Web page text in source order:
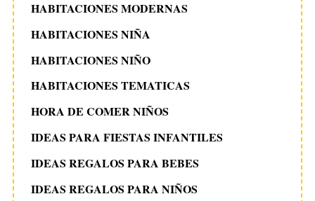
HABITACIONES MODERNAS
HABITACIONES NIÑA
HABITACIONES NIÑO
HABITACIONES TEMATICAS
HORA DE COMER NIÑOS
IDEAS PARA FIESTAS INFANTILES
IDEAS REGALOS PARA BEBES
IDEAS REGALOS PARA NIÑOS